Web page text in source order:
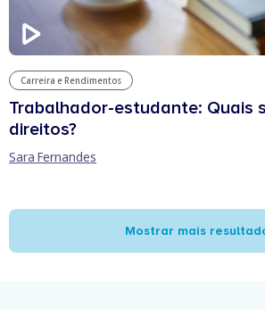
Carreira e Rendimentos
Trabalhador-estudante: Quais
direitos?
Sara Fernandes
Mostrar mais